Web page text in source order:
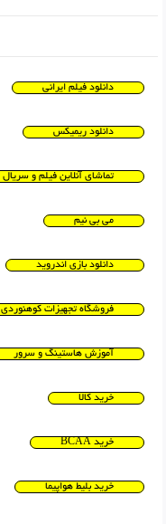
دانلود فیلم ایرانی
دانلود ریمیکس
تماشای آنلاین فیلم و سریال
می بی نیم
دانلود بازی اندروید
فروشگاه تجهیزات کوهنوردی
آموزش هاستینگ و سرور
خرید کالا
خرید BCAA
خرید بلیط هواپیما